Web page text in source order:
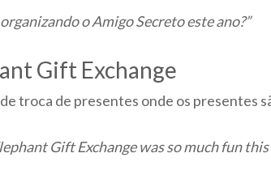
o Amigo Secreto este ano?”
Gift Exchange
troca de presentes onde os presentes
Gift Exchange was so much fun